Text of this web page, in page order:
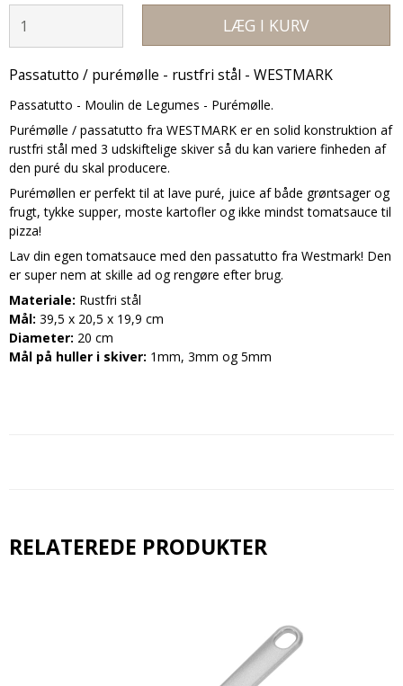
LÆG I KURV
Passatutto / purémølle - rustfri stål - WESTMARK
Passatutto - Moulin de Legumes - Purémølle.
Purémølle / passatutto fra WESTMARK er en solid konstruktion af
rustfri stål med 3 udskiftelige skiver så du kan variere finheden af
den puré du skal producere.
Purémøllen er perfekt til at lave puré, juice af både grøntsager og
frugt, tykke supper, moste kartofler og ikke mindst tomatsauce til
pizza!
Lav din egen tomatsauce med den passatutto fra Westmark! Den
er super nem at skille ad og rengøre efter brug.
Materiale: Rustfri stål
Mål: 39,5 x 20,5 x 19,9 cm
Diameter: 20 cm
Mål på huller i skiver: 1mm, 3mm og 5mm
RELATEREDE PRODUKTER